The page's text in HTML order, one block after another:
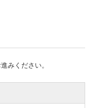
みください。